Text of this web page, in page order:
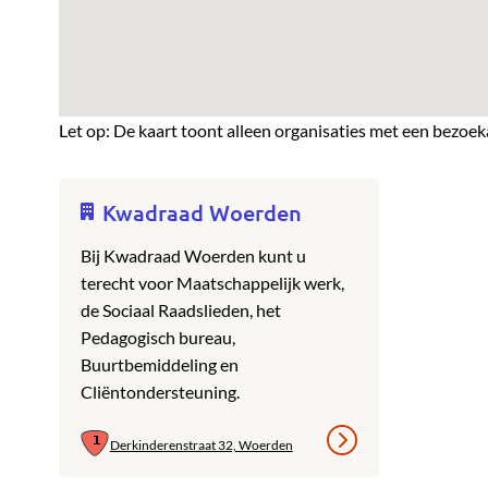
Let op: De kaart toont alleen organisaties met een
Kwadraad Woerden
Bij Kwadraad Woerden kunt u
terecht voor Maatschappelijk werk,
de Sociaal Raadslieden, het
Pedagogisch bureau,
Buurtbemiddeling en
Cliëntondersteuning.
Derkinderenstraat 32, Woerden